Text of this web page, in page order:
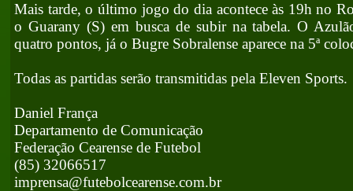
Mais tarde, o último jogo do dia acontece às 19h no
o Guarany (S) em busca de subir na tabela. O
quatro pontos, já o Bugre Sobralense aparece na 5ª
Todas as partidas serão transmitidas pela Eleven Sports.
Daniel França
Departamento de Comunicação
Federação Cearense de Futebol
(85) 32066517
imprensa@futebolcearense.com.br